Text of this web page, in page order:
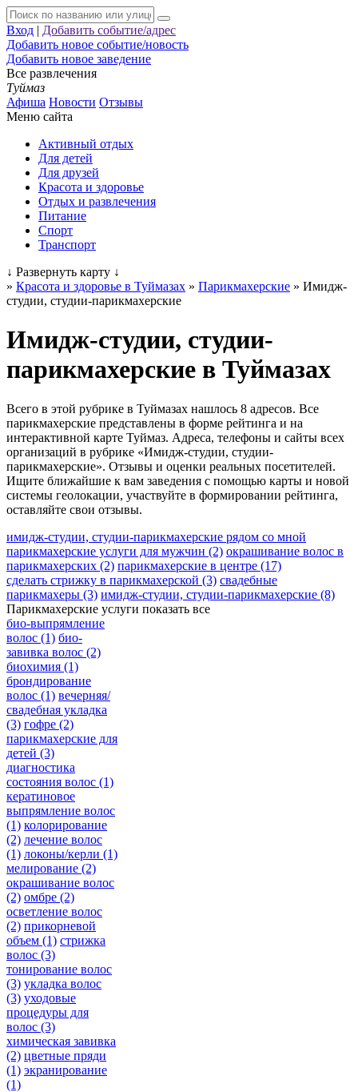
Вход | Добавить событие/адрес
Добавить новое событие/новость
Добавить новое заведение
Все развлечения
Туймаз
Афиша Новости Отзывы
Меню сайта
Активный отдых
Для детей
Для друзей
Красота и здоровье
Отдых и развлечения
Питание
Спорт
Транспорт
↓ Развернуть карту ↓
» Красота и здоровье в Туймазах » Парикмахерские » Имидж-
студии, студии-парикмахерские
Имидж-студии, студии-
парикмахерские в Туймазах
Всего в этой рубрике в Туймазах нашлось 8 адресов. Все
парикмахерские представлены в форме рейтинга и на
интерактивной карте Туймаз. Адреса, телефоны и сайты всех
организаций в рубрике «Имидж-студии, студии-
парикмахерские». Отзывы и оценки реальных посетителей.
Ищите ближайшие к вам заведения с помощью карты и новой
системы геолокации, участвуйте в формировании рейтинга,
оставляйте свои отзывы.
имидж-студии, студии-парикмахерские рядом со мной
парикмахерские услуги для мужчин (2) окрашивание волос в
парикмахерских (2) парикмахерские в центре (17)
сделать стрижку в парикмахерской (3) свадебные
парикмахеры (3) имидж-студии, студии-парикмахерские (8)
Парикмахерские услуги показать все
био-выпрямление
волос (1) био-
завивка волос (2)
биохимия (1)
брондирование
волос (1) вечерняя/
свадебная укладка
(3) гофре (2)
парикмахерские для
детей (3)
диагностика
состояния волос (1)
кератиновое
выпрямление волос
(1) колорирование
(2) лечение волос
(1) локоны/керли (1)
мелирование (2)
окрашивание волос
(2) омбре (2)
осветление волос
(2) прикорневой
объем (1) стрижка
волос (3)
тонирование волос
(3) укладка волос
(3) уходовые
процедуры для
волос (3)
химическая завивка
(2) цветные пряди
(1) экранирование
(1)